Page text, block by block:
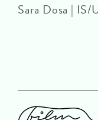
Sara Dosa |